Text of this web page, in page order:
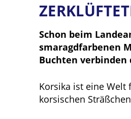
Schon beim
smaragdfarbenen
Buchten verbinden
Korsika ist eine
korsischen